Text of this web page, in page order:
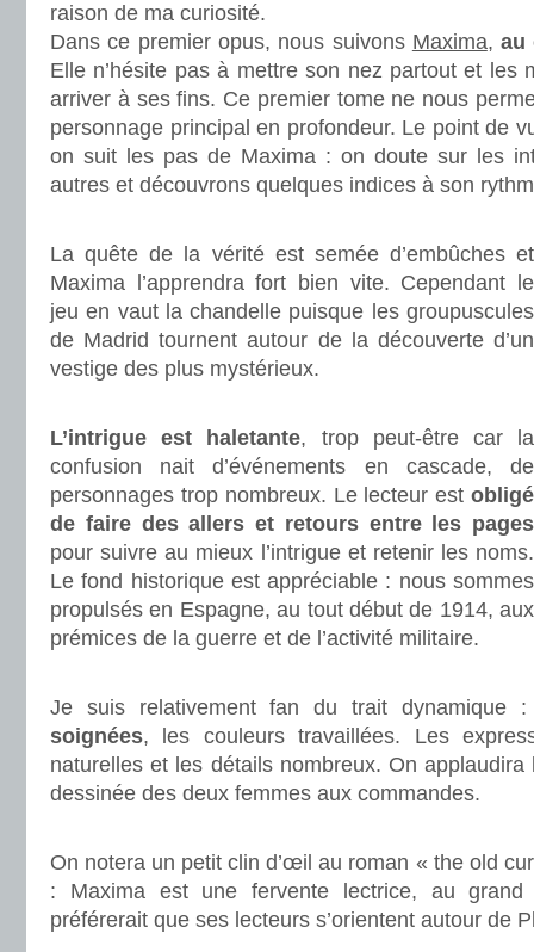
raison de ma curiosité.
Dans ce premier opus, nous suivons Maxima,au
Elle n’hésite pas à mettre son nez partout et les
arriver à ses fins. Ce premier tome ne nous
personnage principal en profondeur. Le point de
on suit les pas de Maxima : on doute sur les
autres et découvrons quelques indices à son
La quête de la vérité est semée d’embûches et
Maxima l’apprendra fort bien vite. Cependant le
jeu en vaut la chandelle puisque les groupuscules
de Madrid tournent autour de la découverte d’un
vestige des plus mystérieux.
L’intrigue est haletante, trop peut-être car la
confusion nait d’événements en cascade, de
personnages trop nombreux. Le lecteur est obligé
de faire des allers et retours entre les pages
pour suivre au mieux l’intrigue et retenir les noms.
Le fond historique est appréciable : nous sommes
propulsés en Espagne, au tout début de 1914, aux
prémices de la guerre et de l’activité militaire.
Je suis relativement fan du trait dynamique
soignées, les couleurs travaillées. Les
naturelles et les détails nombreux. On
dessinée des deux femmes aux commandes.
On notera un petit clin d’œil au roman « the old
: Maxima est une fervente lectrice, au
préférerait que ses lecteurs s’orientent autour de